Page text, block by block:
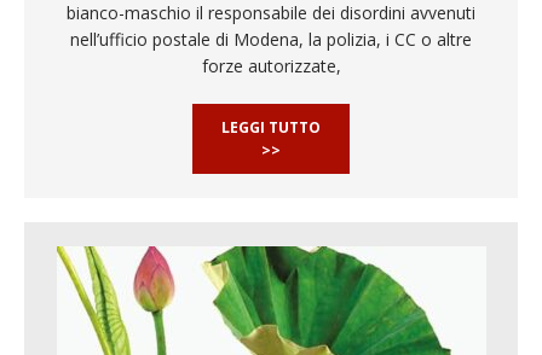
bianco-maschio il responsabile dei disordini avvenuti
nell’ufficio postale di Modena, la polizia, i CC o altre
forze autorizzate,
LEGGI TUTTO
>>